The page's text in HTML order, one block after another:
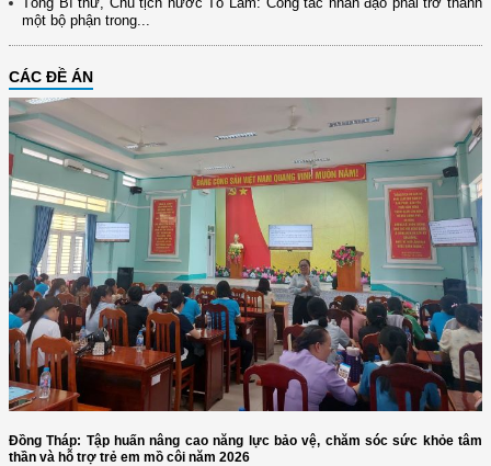
một bộ phận trong...
CÁC ĐỀ ÁN
Đồng Tháp: Tập huấn nâng cao năng lực bảo vệ, chăm sóc sức khỏe tâm
thần và hỗ trợ trẻ em mồ côi năm 2026